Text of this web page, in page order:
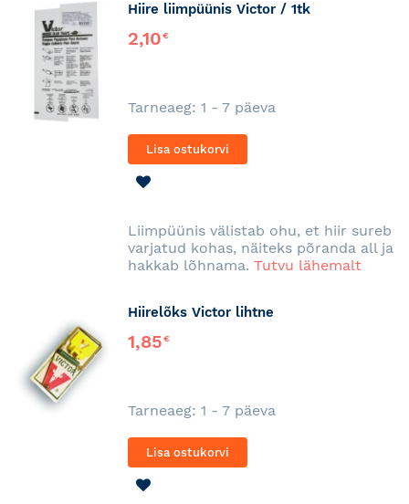
Hiire liimpüünis Victor / 1tk
2,10€
Tarneaeg: 1 - 7 päeva
Lisa ostukorvi
Liimpüünis välistab ohu, et hiir sureb
varjatud kohas, näiteks põranda all ja
hakkab lõhnama. Tutvu lähemalt
Hiirelõks Victor lihtne
1,85€
Tarneaeg: 1 - 7 päeva
Lisa ostukorvi